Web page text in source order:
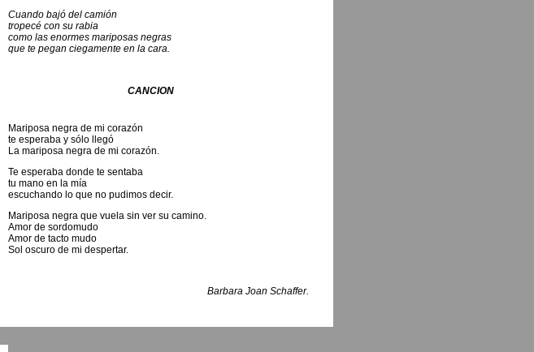
Cuando bajó del camión
tropecé con su rabia
como las enormes mariposas negras
que te pegan ciegamente en la cara.
CANCION
Mariposa negra de mi corazón
te esperaba y sólo llegó
La mariposa negra de mi corazón.
Te esperaba donde te sentaba
tu mano en la mía
escuchando lo que no pudimos decir.
Mariposa negra que vuela sin ver su camino.
Amor de sordomudo
Amor de tacto mudo
Sol oscuro de mi despertar.
Barbara Joan Schaffer.